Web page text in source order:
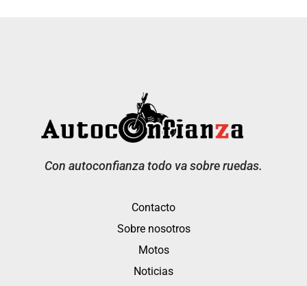
Con autoconfianza todo va sobre ruedas.
Contacto
Sobre nosotros
Motos
Noticias